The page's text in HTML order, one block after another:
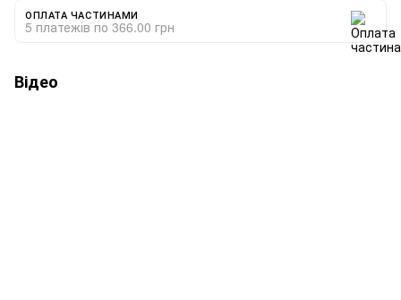
ОПЛАТА ЧАСТИНАМИ
5 платежів по 366.00 грн
Відео